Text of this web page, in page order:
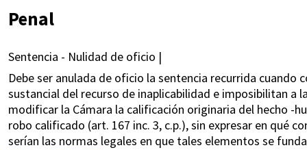
Penal
Sentencia - Nulidad de oficio |
Debe ser anulada de oficio la sentencia recurrida
sustancial del recurso de inaplicabilidad e imposibilitan
modificar la Cámara la calificación originaria del hecho -
robo calificado (art. 167 inc. 3, c.p.), sin expresar en qué
serían las normas legales en que tales elementos se